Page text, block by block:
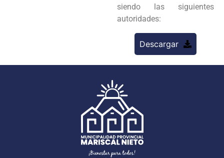
siendo las siguientes
autoridades:
Descargar